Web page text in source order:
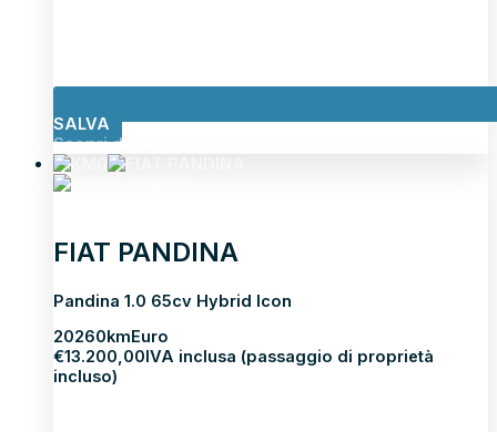
SALVA
Scopri di più
FIAT PANDINA
Pandina 1.0 65cv Hybrid Icon
20260kmEuro
€13.200,00IVA inclusa (passaggio di proprietà
incluso)